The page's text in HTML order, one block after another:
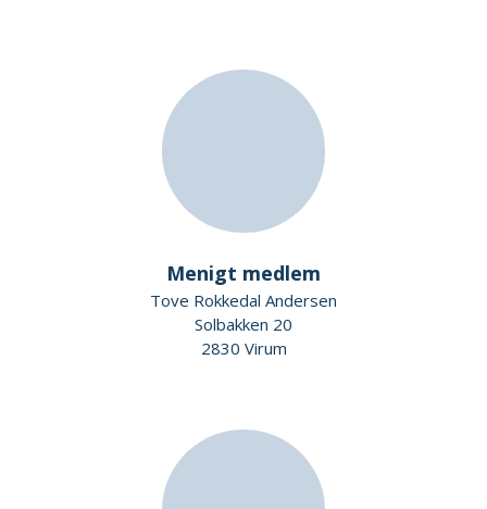
Menigt medlem
Tove Rokkedal Andersen
Solbakken 20
2830 Virum